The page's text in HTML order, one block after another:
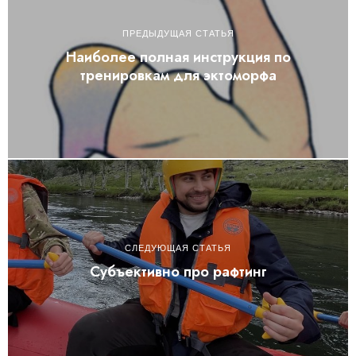
ПРЕДЫДУЩАЯ СТАТЬЯ
Наиболее полная инструкция по
тренировкам для эктоморфа
СЛЕДУЮЩАЯ СТАТЬЯ
Субъективно про рафтинг